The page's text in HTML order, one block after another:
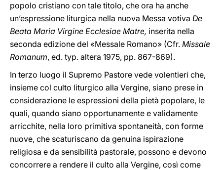
popolo cristiano con tale titolo, che ora ha anche
un’espressione liturgica nella nuova Messa votiva De
Beata Maria Virgine Ecclesiae Matre, inserita nella
seconda edizione del «Messale Romano» (Cfr. Missale
Romanum, ed. typ. altera 1975, pp. 867-869).
In terzo luogo il Supremo Pastore vede volentieri che,
insieme col culto liturgico alla Vergine, siano prese in
considerazione le espressioni della pietà popolare, le
quali, quando siano opportunamente e validamente
arricchite, nella loro primitiva spontaneità, con forme
nuove, che scaturiscano da genuina ispirazione
religiosa e da sensibilità pastorale, possono e devono
concorrere a rendere il culto alla Vergine, così come